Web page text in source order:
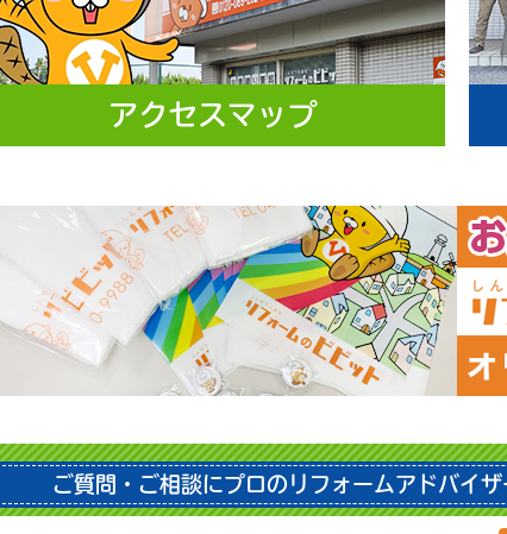
ご質問・ご相談にプロのリフォームアドバイザ